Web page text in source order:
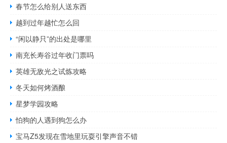
春节怎么给别人送东西
越到过年越忙怎么回
“闲以静只”的出处是哪里
南充长寿谷过年收门票吗
英雄无敌光之试炼攻略
冬天如何烤酒酿
星梦学园攻略
怕狗的人遇到狗怎么办
宝马Z5发现在雪地里玩耍引擎声音不错